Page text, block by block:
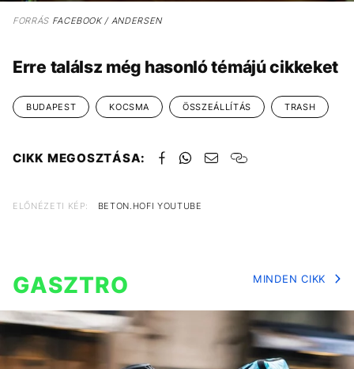
FORRÁSFACEBOOK / ANDERSEN
Erre találsz még hasonló témájú cikkeket
BUDAPEST KOCSMA ÖSSZEÁLLÍTÁS TRASH
CIKK MEGOSZTÁSA:
ELŐNÉZETI KÉP: BETON.HOFI YOUTUBE
GASZTRO MINDEN CIKK